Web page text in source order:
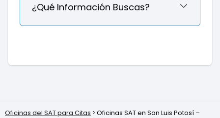
¿Qué Información Buscas?
Oficinas del SAT para Citas
Oficinas SAT en San Luis Potosí –